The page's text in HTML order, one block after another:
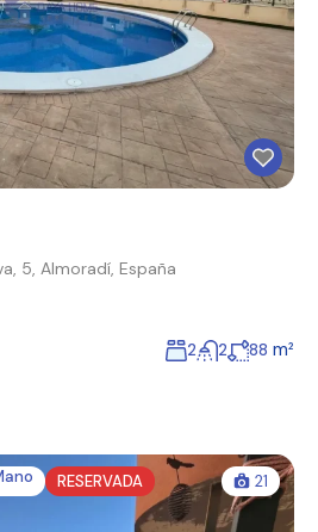
5, Almoradí, España
2 2 88 m²
RESERVADA 21